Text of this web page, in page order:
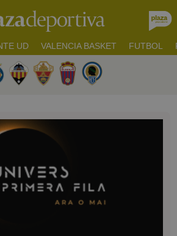
UD VALENCIA BASKET FUTBOL